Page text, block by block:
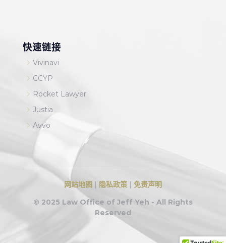
快速链接
5 Vivinavi
5 CCYP
5 Rocket Lawyer
5 Justia
5 Avvo
网站地图 | 隐私政策| 免责声明
© 2025 Law Office of Jeff Yeh - All Rights
Reserved